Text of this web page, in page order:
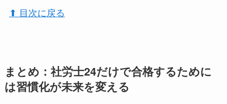
⬆︎ 目次に戻る
まとめ：社労士24だけで合格するために
は習慣化が未来を変える